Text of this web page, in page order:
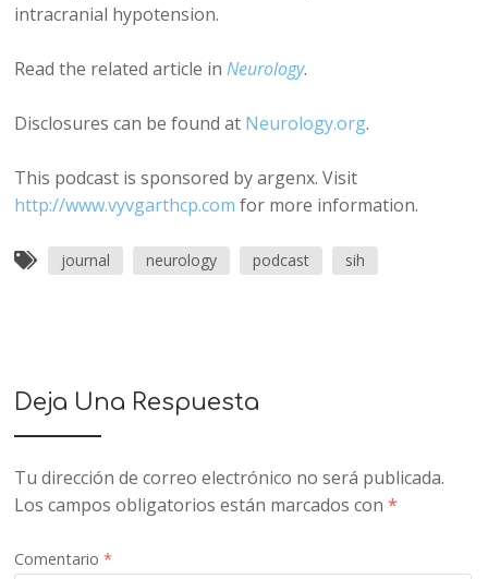
intracranial hypotension.
Read the related article inNeurology.
Disclosures can be found at Neurology.org.
This podcast is sponsored by argenx. Visit
http://www.vyvgarthcp.com for more information.
journal neurology podcast sih
Deja Una Respuesta
Tu dirección de correo electrónico no será publicada.
Los campos obligatorios están marcados con*
Comentario*